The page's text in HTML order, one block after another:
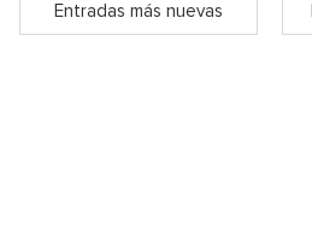
Entradas más nuevas